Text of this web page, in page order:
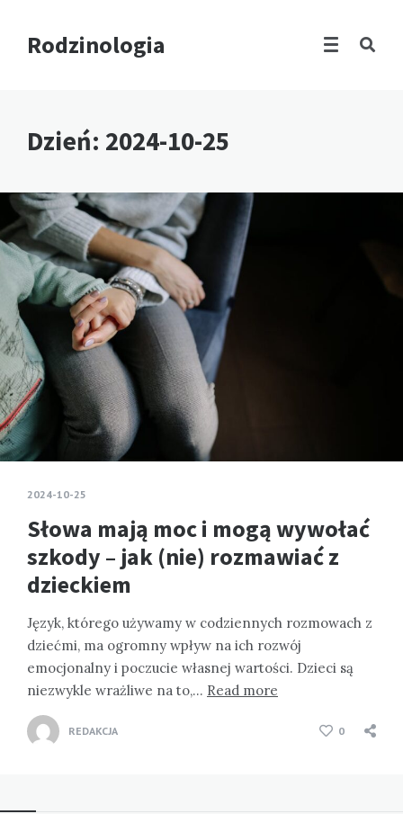
Rodzinologia
Dzień: 2024-10-25
2024-10-25
Słowa mają moc i mogą wywołać
szkody – jak (nie) rozmawiać z
dzieckiem
Język, którego używamy w codziennych rozmowach z
dziećmi, ma ogromny wpływ na ich rozwój
emocjonalny i poczucie własnej wartości. Dzieci są
niezwykle wrażliwe na to,… Read more
REDAKCJA 0